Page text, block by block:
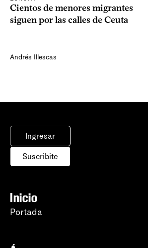
Cientos de menores migrantes
siguen por las calles de Ceuta
Andrés Illescas
Ingresar
Suscribite
Inicio
Portada